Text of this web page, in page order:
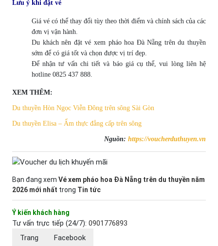
Lưu ý khi đặt vé
Giá vé có thể thay đổi tùy theo thời điểm và chính sách của các
đơn vị vận hành.
Du khách nên đặt vé xem pháo hoa Đà Nẵng trên du thuyền
sớm để có giá tốt và chọn được vị trí đẹp.
Để nhận tư vấn chi tiết và báo giá cụ thể, vui lòng liên hệ
hotline 0825 437 888.
XEM THÊM:
Du thuyền Hòn Ngọc Viễn Đông trên sông Sài Gòn
Du thuyền Elisa – Ẩm thực đẳng cấp trên sông
Nguồn: https://voucherduthuyen.vn
Bạn đang xem Vé xem pháo hoa Đà Nẵng trên du thuyền năm
2026 mới nhất trong Tin tức
Ý kiến khách hàng
Tư vấn trực tiếp (24/7): 0901776893
Trang
Facebook